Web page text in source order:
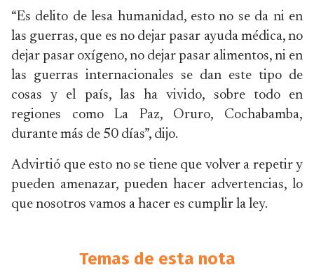
“Es delito de lesa humanidad, esto no se da ni en
las guerras, que es no dejar pasar ayuda médica, no
dejar pasar oxígeno, no dejar pasar alimentos, ni en
las guerras internacionales se dan este tipo de
cosas y el país, las ha vivido, sobre todo en
regiones como La Paz, Oruro, Cochabamba,
durante más de 50 días”, dijo.
Advirtió que esto no se tiene que volver a repetir y
pueden amenazar, pueden hacer advertencias, lo
que nosotros vamos a hacer es cumplir la ley.
Temas de esta nota